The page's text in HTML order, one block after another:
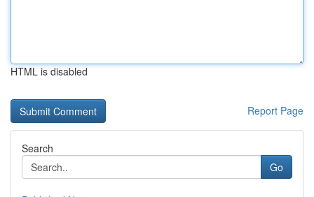
HTML is disabled
Report Page
Search
Go